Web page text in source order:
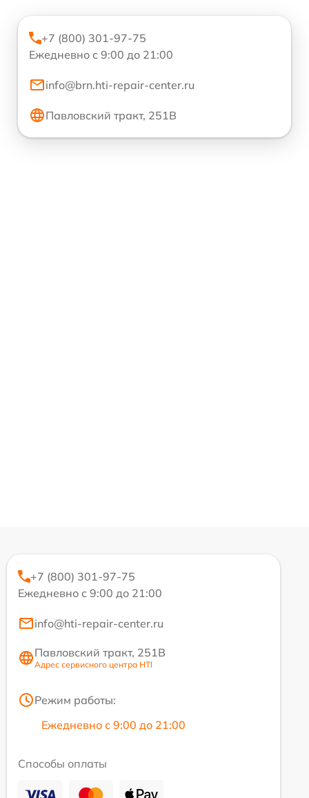
+7 (800) 301-97-75
Ежедневно с 9:00 до 21:00
info@brn.hti-repair-center.ru
Павловский тракт, 251В
+7 (800) 301-97-75
Ежедневно с 9:00 до 21:00
info@hti-repair-center.ru
Павловский тракт, 251В
Адрес сервисного центра HTI
Режим работы:
Ежедневно с 9:00 до 21:00
Способы оплаты